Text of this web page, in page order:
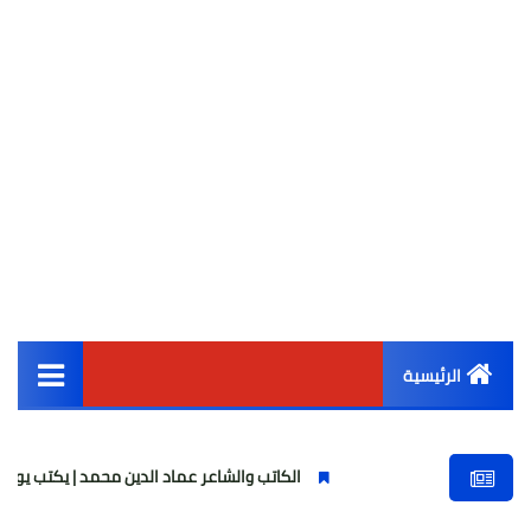
الرئيسية
أخبار مصر
الكاتب والشاعر عماد الدين محمد | يكتب يوميات شاعر